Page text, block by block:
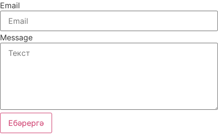
Email
Message
Ебәрергә